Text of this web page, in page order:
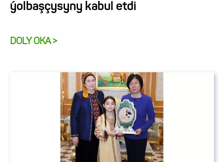
ýolbaşçysyny kabul etdi
DOLY OKA >